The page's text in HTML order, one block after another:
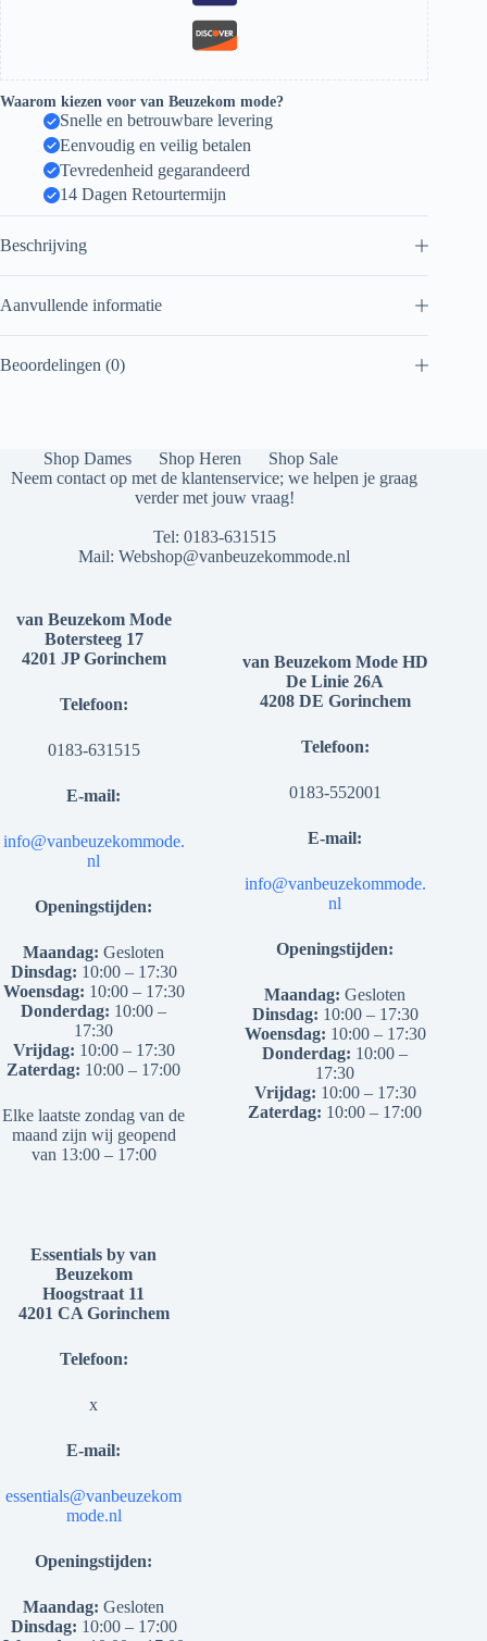
Waarom kiezen voor van Beuzekom mode?
Snelle en betrouwbare levering
Eenvoudig en veilig betalen
Tevredenheid gegarandeerd
14 Dagen Retourtermijn
Beschrijving
Aanvullende informatie
Beoordelingen (0)
Shop Dames Shop Heren
Shop Sale
Neem contact op met de klantenservice; we helpen je graag
verder met jouw vraag!
Tel: 0183-631515
Mail:Webshop@vanbeuzekommode.nl
van Beuzekom Mode
Botersteeg 17
4201 JP Gorinchem
Telefoon:
0183-631515
E-mail:
info@vanbeuzekommode.
nl
Openingstijden:
Maandag: Gesloten
Dinsdag: 10:00 – 17:30
Woensdag: 10:00 – 17:30
Donderdag: 10:00 –
17:30
Vrijdag: 10:00 – 17:30
Zaterdag: 10:00 – 17:00
Elke laatste zondag van de
maand zijn wij geopend
van 13:00 – 17:00
van Beuzekom Mode HD
De Linie 26A
4208 DE Gorinchem
Telefoon:
0183-552001
E-mail:
info@vanbeuzekommode.
nl
Openingstijden:
Maandag: Gesloten
Dinsdag: 10:00 – 17:30
Woensdag: 10:00 – 17:30
Donderdag: 10:00 –
17:30
Vrijdag: 10:00 – 17:30
Zaterdag: 10:00 – 17:00
Essentials by van
Beuzekom
Hoogstraat 11
4201 CA Gorinchem
Telefoon:
x
E-mail:
essentials@vanbeuzekom
mode.nl
Openingstijden:
Maandag: Gesloten
Dinsdag: 10:00 – 17:00